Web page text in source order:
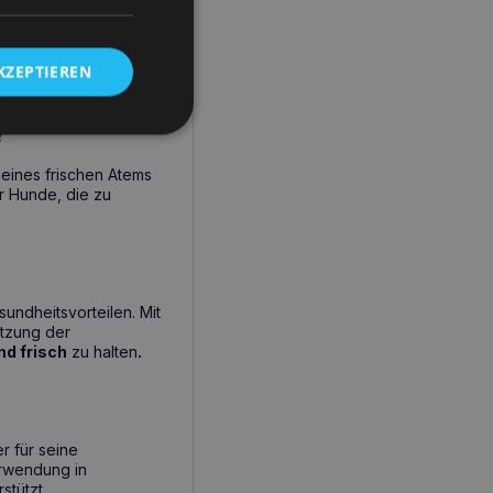
frischen Atems
Hunde, die zu
Mit
der
frisch zu halten.
für seine
in